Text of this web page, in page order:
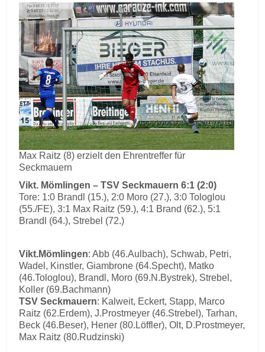
Max Raitz (8) erzielt den Ehrentreffer für
Seckmauern
Vikt. Mömlingen – TSV Seckmauern 6:1 (2:0)
Tore: 1:0 Brandl (15.), 2:0 Moro (27.), 3:0 Tologlou
(55./FE), 3:1 Max Raitz (59.), 4:1 Brand (62.), 5:1
Brandl (64.), Strebel (72.)
Vikt.Mömlingen: Abb (46.Aulbach), Schwab, Petri,
Wadel, Kinstler, Giambrone (64.Specht), Matko
(46.Tologlou), Brandl, Moro (69.N.Bystrek), Strebel,
Koller (69.Bachmann)
TSV Seckmauern: Kalweit, Eckert, Stapp, Marco
Raitz (62.Erdem), J.Prostmeyer (46.Strebel), Tarhan,
Beck (46.Beser), Hener (80.Löffler), Olt, D.Prostmeyer,
Max Raitz (80.Rudzinski)